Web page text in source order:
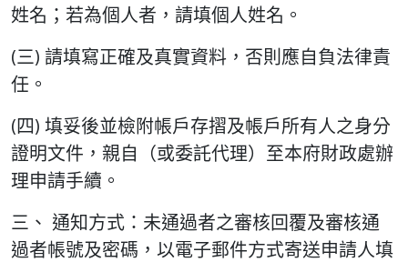
姓名；若為個人者，請填個人姓名。
(三) 請填寫正確及真實資料，否則應自負法律責
任。
(四) 填妥後並檢附帳戶存摺及帳戶所有人之身分
證明文件，親自（或委託代理）至本府財政處辦
理申請手續。
三、 通知方式：未通過者之審核回覆及審核通
過者帳號及密碼，以電子郵件方式寄送申請人填